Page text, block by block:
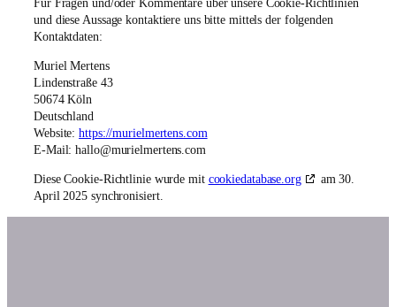
Für Fragen und/oder Kommentare über unsere Cookie-Richtlinien
und diese Aussage kontaktiere uns bitte mittels der folgenden
Kontaktdaten:
Muriel Mertens
Lindenstraße 43
50674 Köln
Deutschland
Website:https://murielmertens.com
E-Mail:hallo@murielmertens.com
Diese Cookie-Richtlinie wurde mit cookiedatabase.org
am 30.
April 2025 synchronisiert.